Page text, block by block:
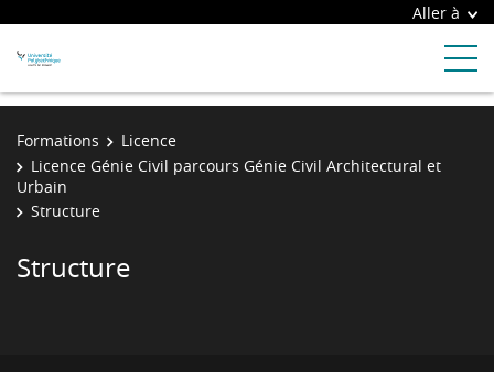
Aller à
Formations
Licence
Licence Génie Civil parcours Génie Civil Architectural et
Urbain
Structure
Structure